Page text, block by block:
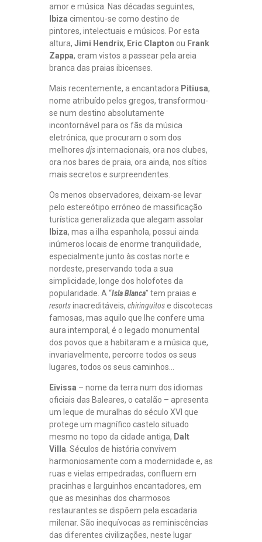
amor e música. Nas décadas seguintes,
Ibiza cimentou-se como destino de
pintores, intelectuais e músicos. Por esta
altura, Jimi Hendrix, Eric Clapton ou Frank
Zappa, eram vistos a passear pela areia
branca das praias ibicenses.
Mais recentemente, a encantadora Pitiusa,
nome atribuído pelos gregos, transformou-
se num destino absolutamente
incontornável para os fãs da música
eletrónica, que procuram o som dos
melhores djsinternacionais, ora nos clubes,
ora nos bares de praia, ora ainda, nos sítios
mais secretos e surpreendentes.
Os menos observadores, deixam-se levar
pelo estereótipo erróneo de massificação
turística generalizada que alegam assolar
Ibiza, mas a ilha espanhola, possui ainda
inúmeros locais de enorme tranquilidade,
especialmente junto às costas norte e
nordeste, preservando toda a sua
simplicidade, longe dos holofotes da
popularidade. A “Isla Blanca” tem praias e
resortsinacreditáveis, chiringuitose discotecas
famosas, mas aquilo que lhe confere uma
aura intemporal, é o legado monumental
dos povos que a habitaram e a música que,
invariavelmente, percorre todos os seus
lugares, todos os seus caminhos…
Eivissa – nome da terra num dos idiomas
oficiais das Baleares, o catalão – apresenta
um leque de muralhas do século XVI que
protege um magnífico castelo situado
mesmo no topo da cidade antiga, Dalt
Villa. Séculos de história convivem
harmoniosamente com a modernidade e, as
ruas e vielas empedradas, confluem em
pracinhas e larguinhos encantadores, em
que as mesinhas dos charmosos
restaurantes se dispõem pela escadaria
milenar. São inequívocas as reminiscências
das diferentes civilizações, neste lugar